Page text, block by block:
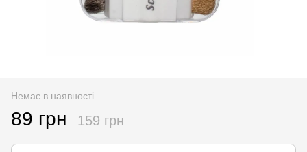
Немає в наявності
89 грн 159 грн